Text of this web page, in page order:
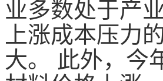
业多数处于产
上涨成本压力
大。 此外，今